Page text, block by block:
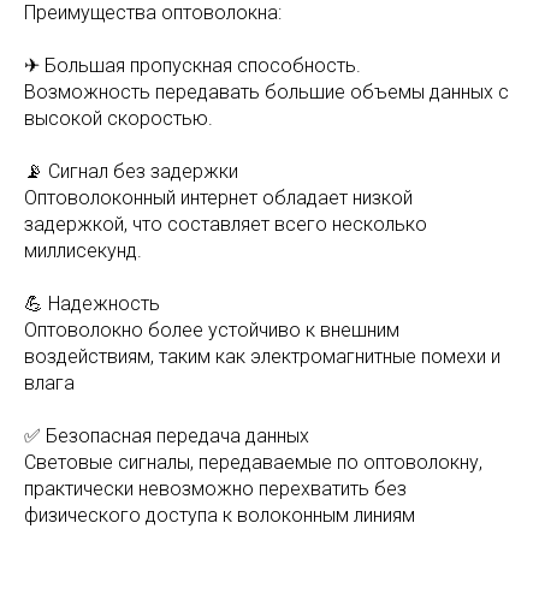
Преимущества оптоволокна:
✈ Большая пропускная способность.
Возможность передавать большие объемы данных с
высокой скоростью.
📡 Сигнал без задержки
Оптоволоконный интернет обладает низкой
задержкой, что составляет всего несколько
миллисекунд.
💪 Надежность
Оптоволокно более устойчиво к внешним
воздействиям, таким как электромагнитные помехи и
влага
✅ Безопасная передача данных
Световые сигналы, передаваемые по оптоволокну,
практически невозможно перехватить без
физического доступа к волоконным линиям